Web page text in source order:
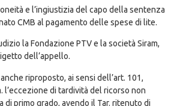
e l’ingiustizia del capo della sentenza
CMB al pagamento delle spese di lite.
la Fondazione PTV e la società Siram,
dell’appello.
riproposto, ai sensi dell’art. 101,
l’eccezione di tardività del ricorso non
di primo grado, avendo il Tar. ritenuto di